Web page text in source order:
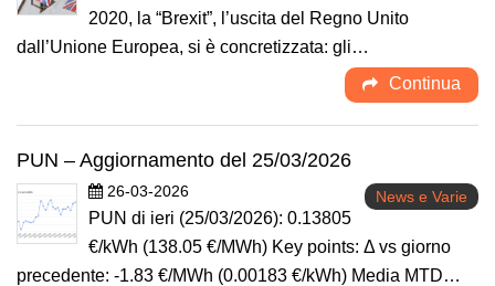
2020, la “Brexit”, l’uscita del Regno Unito
dall’Unione Europea, si è concretizzata: gli…
Continua
PUN – Aggiornamento del 25/03/2026
26-03-2026 News e Varie
PUN di ieri (25/03/2026): 0.13805
€/kWh (138.05 €/MWh) Key points: Δ vs giorno
precedente: -1.83 €/MWh (0.00183 €/kWh) Media MTD…